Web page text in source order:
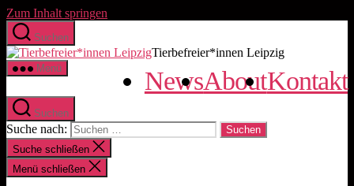
Zum Inhalt springen
Suchen
Tierbefreier*innen Leipzig
Menü NewsAboutKontakt
Suchen
Suche nach:
Suche schließen
Menü schließen